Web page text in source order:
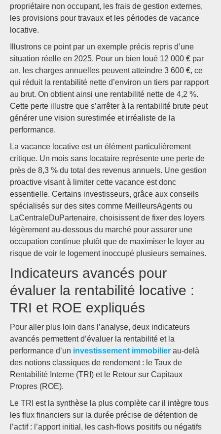
propriétaire non occupant, les frais de gestion externes,
les provisions pour travaux et les périodes de vacance
locative.
Illustrons ce point par un exemple précis repris d’une
situation réelle en 2025. Pour un bien loué 12 000 € par
an, les charges annuelles peuvent atteindre 3 600 €, ce
qui réduit la rentabilité nette d’environ un tiers par rapport
au brut. On obtient ainsi une rentabilité nette de 4,2 %.
Cette perte illustre que s’arrêter à la rentabilité brute peut
générer une vision surestimée et irréaliste de la
performance.
La vacance locative est un élément particulièrement
critique. Un mois sans locataire représente une perte de
près de 8,3 % du total des revenus annuels. Une gestion
proactive visant à limiter cette vacance est donc
essentielle. Certains investisseurs, grâce aux conseils
spécialisés sur des sites comme MeilleursAgents ou
LaCentraleDuPartenaire, choisissent de fixer des loyers
légèrement au-dessous du marché pour assurer une
occupation continue plutôt que de maximiser le loyer au
risque de voir le logement inoccupé plusieurs semaines.
Indicateurs avancés pour
évaluer la rentabilité locative :
TRI et ROE expliqués
Pour aller plus loin dans l’analyse, deux indicateurs
avancés permettent d’évaluer la rentabilité et la
performance d’un investissement immobilier au-delà
des notions classiques de rendement : le Taux de
Rentabilité Interne (TRI) et le Retour sur Capitaux
Propres (ROE).
Le TRI est la synthèse la plus complète car il intègre tous
les flux financiers sur la durée précise de détention de
l’actif : l’apport initial, les cash-flows positifs ou négatifs